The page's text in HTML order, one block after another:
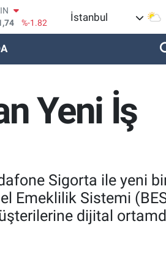
%0.02
%0.19
İstanbul
Yeni İş
Sigorta ile yeni
Emeklilik Sistemi
dijital